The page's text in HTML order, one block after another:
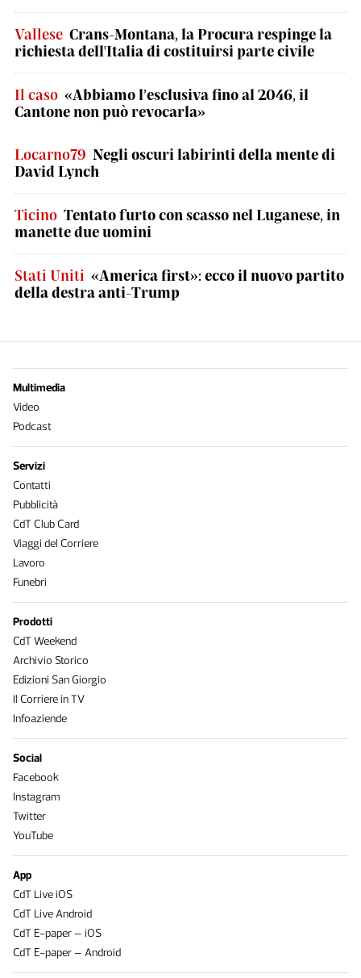
Vallese Crans-Montana, la Procura respinge la
richiesta dell'Italia di costituirsi parte civile
Il caso «Abbiamo l’esclusiva fino al 2046, il
Cantone non può revocarla»
Locarno79 Negli oscuri labirinti della mente di
David Lynch
Ticino Tentato furto con scasso nel Luganese, in
manette due uomini
Stati Uniti «America first»: ecco il nuovo partito
della destra anti-Trump
Multimedia
Video
Podcast
Servizi
Contatti
Pubblicità
CdT Club Card
Viaggi del Corriere
Lavoro
Funebri
Prodotti
CdT Weekend
Archivio Storico
Edizioni San Giorgio
Il Corriere in TV
Infoaziende
Social
Facebook
Instagram
Twitter
YouTube
App
CdT Live iOS
CdT Live Android
CdT E-paper – iOS
CdT E-paper – Android